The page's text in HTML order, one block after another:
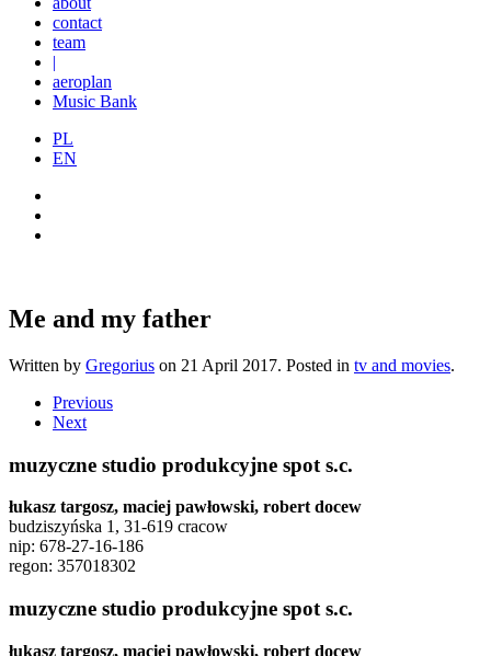
contact
team
|
aeroplan
Music Bank
PL
EN
Me and my father
Written by Gregorius on 21 April 2017. Posted in tv and movies.
Previous
Next
muzyczne studio produkcyjne spot s.c.
łukasz targosz, maciej pawłowski, robert docew
budziszyńska 1, 31-619 cracow
nip: 678-27-16-186
regon: 357018302
muzyczne studio produkcyjne spot s.c.
łukasz targosz, maciej pawłowski, robert docew